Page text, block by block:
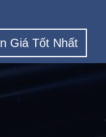
Giá Tốt Nhất